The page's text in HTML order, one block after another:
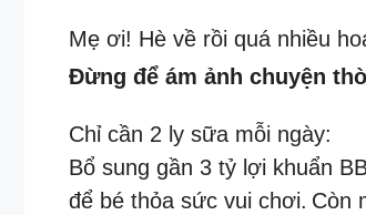
Mẹ ơi! Hè về rồi quá nhiều
Đừng để ám ảnh chuyện
Chỉ cần 2 ly sữa mỗi ngày:
Bổ sung gần 3 tỷ lợi khuẩn
để bé thỏa sức vui chơi. Còn